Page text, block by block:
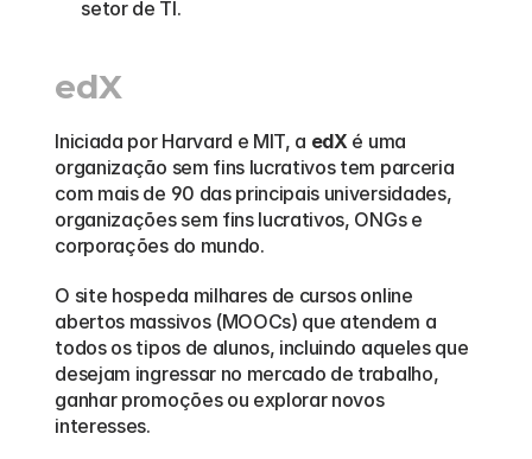
setor de TI.
edX
Iniciada por Harvard e MIT, a edX é uma
organização sem fins lucrativos tem parceria
com mais de 90 das principais universidades,
organizações sem fins lucrativos, ONGs e
corporações do mundo.
O site hospeda milhares de cursos online
abertos massivos (MOOCs) que atendem a
todos os tipos de alunos, incluindo aqueles que
desejam ingressar no mercado de trabalho,
ganhar promoções ou explorar novos
interesses.